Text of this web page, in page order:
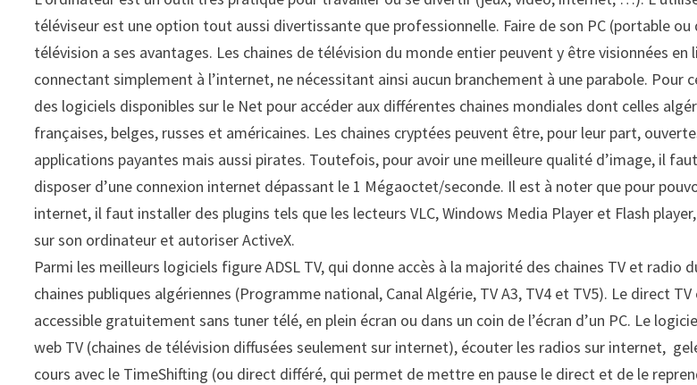
téléviseur est une option tout aussi divertissante que professionnelle. Faire de son PC (portable ou
télévision a ses avantages. Les chaines de télévision du monde entier peuvent y être visionnées en
connectant simplement à l’internet, ne nécessitant ainsi aucun branchement à une parabole. Pour
des logiciels disponibles sur le Net pour accéder aux différentes chaines mondiales dont celles
françaises, belges, russes et américaines. Les chaines cryptées peuvent être, pour leur part,
applications payantes mais aussi pirates. Toutefois, pour avoir une meilleure qualité d’image, il
disposer d’une connexion internet dépassant le 1 Mégaoctet/seconde. Il est à noter que pour
internet, il faut installer des plugins tels que les lecteurs VLC, Windows Media Player et Flash
sur son ordinateur et autoriser ActiveX.
Parmi les meilleurs logiciels figure ADSL TV, qui donne accès à la majorité des chaines TV et radio
chaines publiques algériennes (Programme national, Canal Algérie, TV A3, TV4 et TV5). Le direct
accessible gratuitement sans tuner télé, en plein écran ou dans un coin de l’écran d’un PC. Le
web TV (chaines de télévision diffusées seulement sur internet), écouter les radios sur internet,
cours avec le TimeShifting (ou direct différé, qui permet de mettre en pause le direct et de le